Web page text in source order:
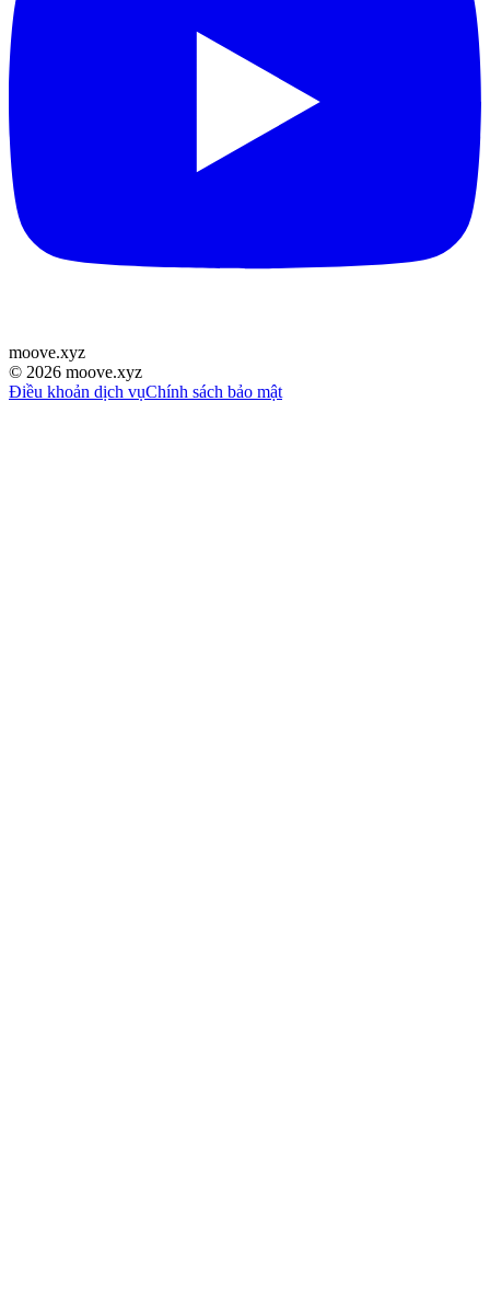
moove.xyz
© 2026 moove.xyz
Điều khoản dịch vụChính sách bảo mật